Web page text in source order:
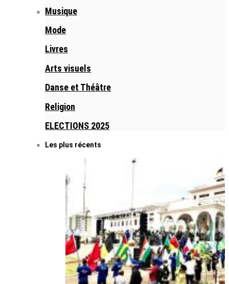
Musique
Mode
Livres
Arts visuels
Danse et Théâtre
Religion
ELECTIONS 2025
Les plus récents